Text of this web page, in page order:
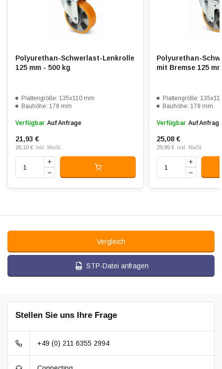
Temperatur: - 20 / + 80 °C
Polyurethan-Schwerlast-Lenkrolle
125 mm - 500 kg
Plattengröße: 135x110 mm
Bauhöhe: 178 mm
Verfügbar Auf Anfrage
21,93 €
26,10 € Inkl. MwSt.
Polyurethan-
mit Bremse 125
Plattengröße:
Bauhöhe: 178 mm
Verfügbar Auf
25,08 €
29,85 € Inkl. MwSt.
Vergleich
STP-Datei anfragen
Stellen Sie uns Ihre Frage
+49 (0) 211 6355 2994